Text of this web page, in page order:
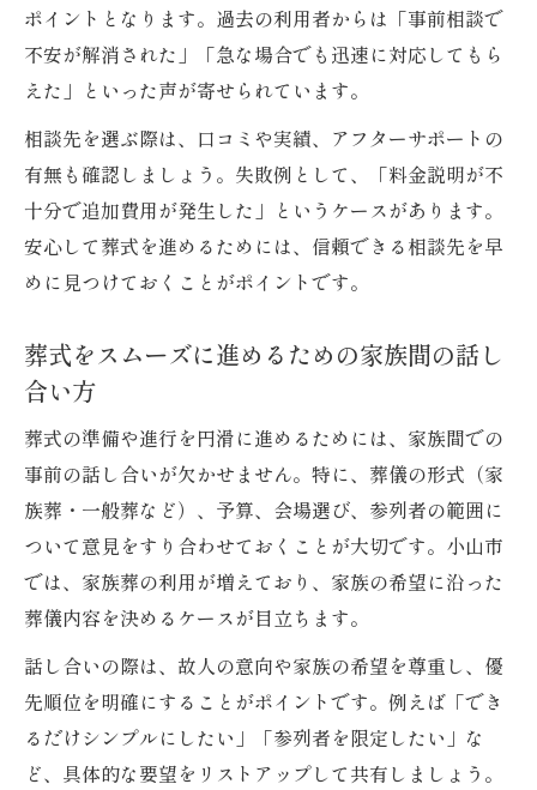
ポイントとなります。過去の利用者からは「事前相談で
不安が解消された」「急な場合でも迅速に対応してもら
えた」といった声が寄せられています。
相談先を選ぶ際は、口コミや実績、アフターサポートの
有無も確認しましょう。失敗例として、「料金説明が不
十分で追加費用が発生した」というケースがあります。
安心して葬式を進めるためには、信頼できる相談先を早
めに見つけておくことがポイントです。
葬式をスムーズに進めるための家族間の話し
合い方
葬式の準備や進行を円滑に進めるためには、家族間での
事前の話し合いが欠かせません。特に、葬儀の形式（家
族葬・一般葬など）、予算、会場選び、参列者の範囲に
ついて意見をすり合わせておくことが大切です。小山市
では、家族葬の利用が増えており、家族の希望に沿った
葬儀内容を決めるケースが目立ちます。
話し合いの際は、故人の意向や家族の希望を尊重し、優
先順位を明確にすることがポイントです。例えば「でき
るだけシンプルにしたい」「参列者を限定したい」な
ど、具体的な要望をリストアップして共有しましょう。